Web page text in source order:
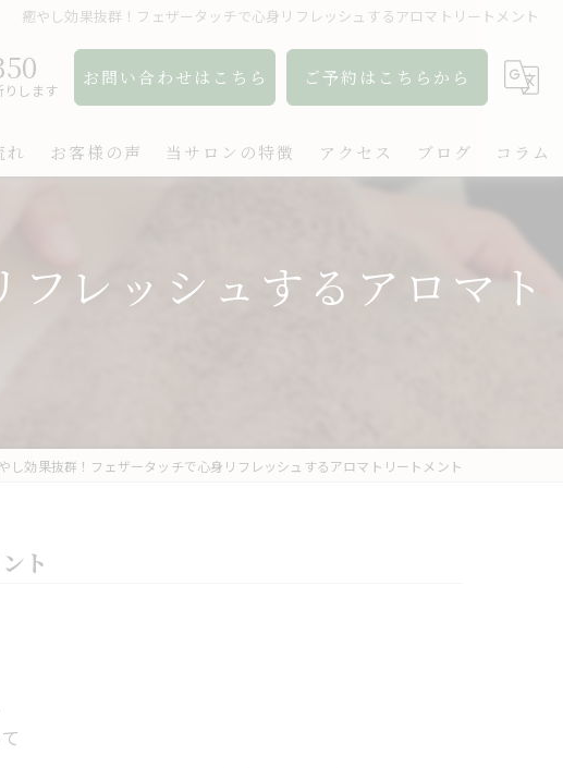
癒やし効果抜群！フェザータッチで心身リフレッシュするアロマトリートメント
します
お問い合わせはこちら ご予約はこちらから
れ お客様の声 当サロンの特徴
リンパ
アクセス ブログ コラム
レッシュするアロマト
し効果抜群！フェザータッチで心身リフレッシュするアロマトリートメント
ト